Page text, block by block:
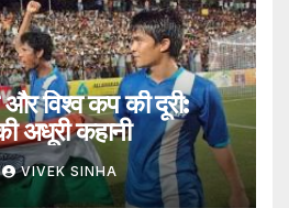
विश्व कप की दूरी:
अधूरी कहानी
VIVEK SINHA